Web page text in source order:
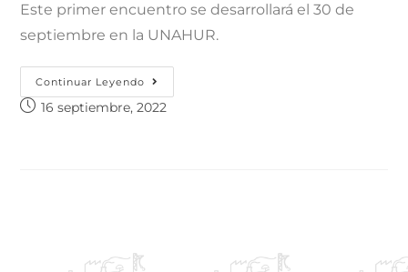
Este primer encuentro se desarrollará el 30 de
septiembre en la UNAHUR.
Continuar Leyendo
16 septiembre, 2022